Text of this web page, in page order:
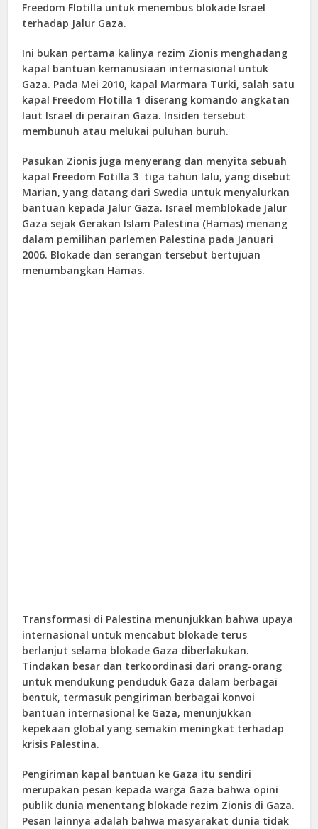
Freedom Flotilla untuk menembus blokade Israel
terhadap Jalur Gaza.
Ini bukan pertama kalinya rezim Zionis menghadang
kapal bantuan kemanusiaan internasional untuk
Gaza. Pada Mei 2010, kapal Marmara Turki, salah satu
kapal Freedom Flotilla 1 diserang komando angkatan
laut Israel di perairan Gaza. Insiden tersebut
membunuh atau melukai puluhan buruh.
Pasukan Zionis juga menyerang dan menyita sebuah
kapal Freedom Fotilla 3 tiga tahun lalu, yang disebut
Marian, yang datang dari Swedia untuk menyalurkan
bantuan kepada Jalur Gaza. Israel memblokade Jalur
Gaza sejak Gerakan Islam Palestina (Hamas) menang
dalam pemilihan parlemen Palestina pada Januari
2006. Blokade dan serangan tersebut bertujuan
menumbangkan Hamas.
Transformasi di Palestina menunjukkan bahwa upaya
internasional untuk mencabut blokade terus
berlanjut selama blokade Gaza diberlakukan.
Tindakan besar dan terkoordinasi dari orang-orang
untuk mendukung penduduk Gaza dalam berbagai
bentuk, termasuk pengiriman berbagai konvoi
bantuan internasional ke Gaza, menunjukkan
kepekaan global yang semakin meningkat terhadap
krisis Palestina.
Pengiriman kapal bantuan ke Gaza itu sendiri
merupakan pesan kepada warga Gaza bahwa opini
publik dunia menentang blokade rezim Zionis di Gaza.
Pesan lainnya adalah bahwa masyarakat dunia tidak